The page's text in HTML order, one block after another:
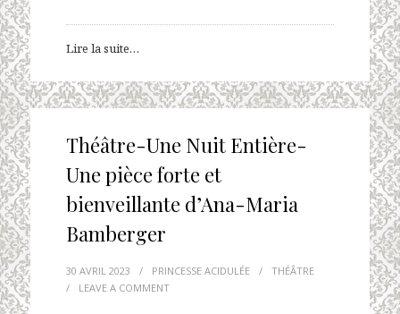
Lire la suite…
Théâtre-Une Nuit Entière-
Une pièce forte et
bienveillante d’Ana-Maria
Bamberger
30 AVRIL 2023 / PRINCESSE ACIDULÉE /
THÉÂTRE
/
LEAVE A COMMENT